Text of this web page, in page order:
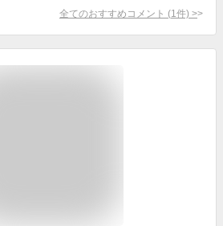
全てのおすすめコメント (1 件) >